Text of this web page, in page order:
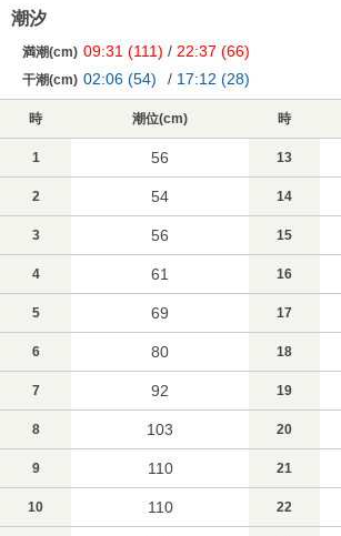
潮汐
満潮(cm) 09:31 (111) / 22:37 (66)
干潮(cm) 02:06 (54) / 17:12 (28)
時 潮位(cm) 時
1 56 13
2 54 14
3 56 15
4 61 16
5 69 17
6 80 18
7 92 19
8 103 20
9 110 21
10 110 22